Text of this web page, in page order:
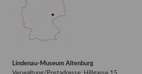
Lindenau-Museum Altenburg